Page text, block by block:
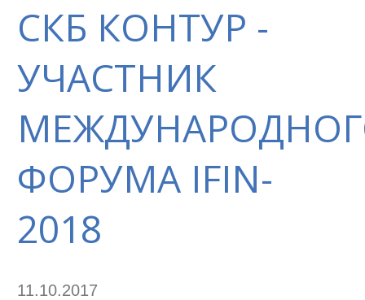
СКБ КОНТУР -
УЧАСТНИК
ФОРУМА IFIN-
2018
11.10.2017